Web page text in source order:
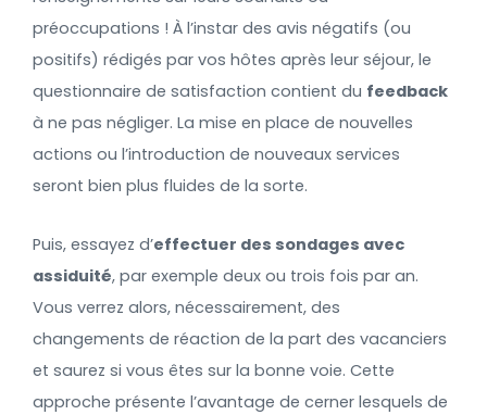
préoccupations ! À l’instar des avis négatifs (ou
positifs) rédigés par vos hôtes après leur séjour, le
questionnaire de satisfaction contient du feedback
à ne pas négliger. La mise en place de nouvelles
actions ou l’introduction de nouveaux services
seront bien plus fluides de la sorte.
Puis, essayez d’effectuer des sondages avec
assiduité, par exemple deux ou trois fois par an.
Vous verrez alors, nécessairement, des
changements de réaction de la part des vacanciers
et saurez si vous êtes sur la bonne voie. Cette
approche présente l’avantage de cerner lesquels de